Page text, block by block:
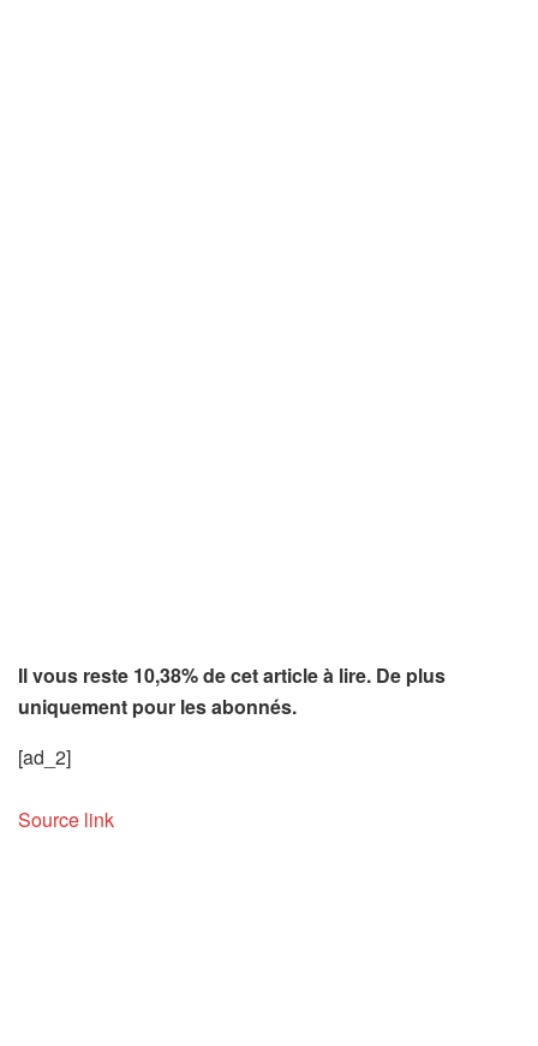
Il vous reste 10,38% de cet article à lire. De plus
uniquement pour les abonnés.
[ad_2]
Source link